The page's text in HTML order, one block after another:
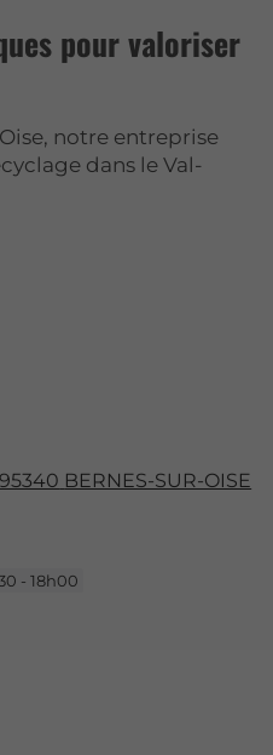
95340 BERNES-SUR-OISE
- 18h00
pour valoriser
notre entreprise
dans le Val-